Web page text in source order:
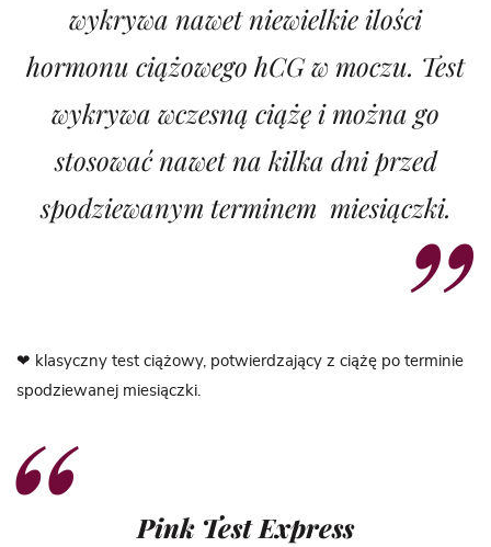
wykrywa nawet niewielkie ilości
hormonu ciążowego hCG w moczu. Test
wykrywa wczesną ciążę i można go
stosować nawet na kilka dni przed
spodziewanym terminem miesiączki.
❤ klasyczny test ciążowy, potwierdzający z ciążę po terminie
spodziewanej miesiączki.
Pink Test Express